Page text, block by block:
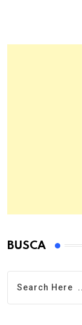
BUSCA